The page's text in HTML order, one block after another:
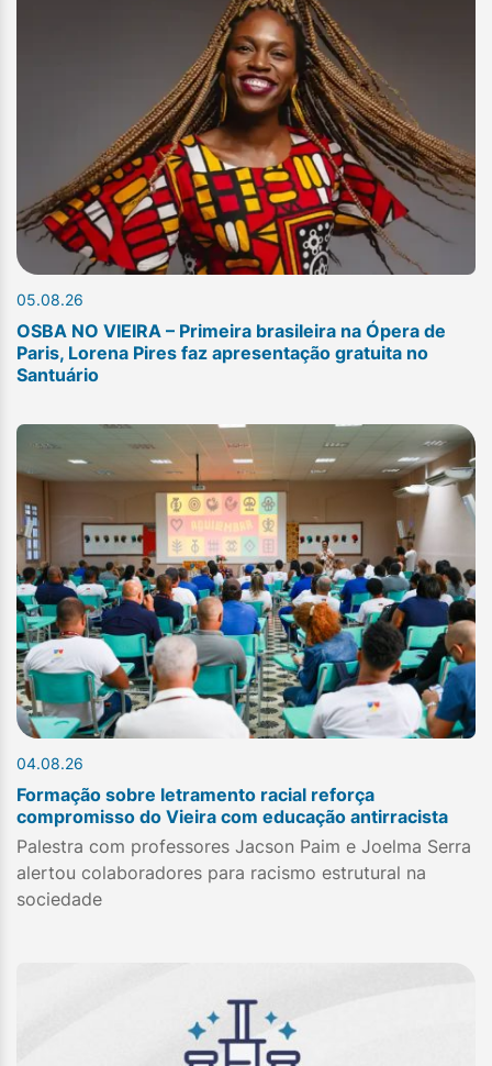
05.08.26
OSBA NO VIEIRA – Primeira brasileira na Ópera de
Paris, Lorena Pires faz apresentação gratuita no
Santuário
04.08.26
Formação sobre letramento racial reforça
compromisso do Vieira com educação antirracista
Palestra com professores Jacson Paim e Joelma Serra
alertou colaboradores para racismo estrutural na
sociedade